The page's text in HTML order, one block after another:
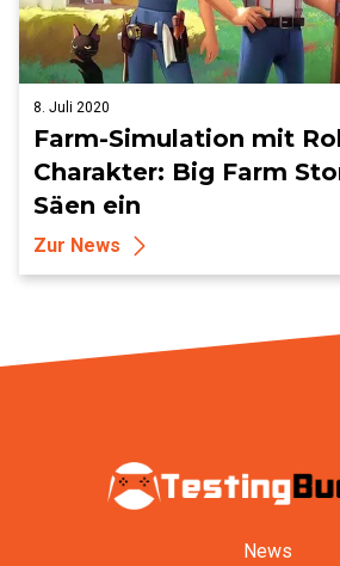
8. Juli 2020
Farm-Simulation mit
Charakter: Big Farm
Säen ein
Zur News
News